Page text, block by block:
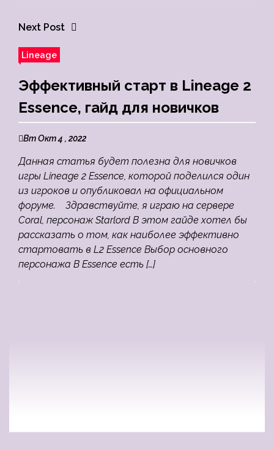
Next Post
Lineage
Эффективный старт в Lineage 2
Essence, гайд для новичков
Вт Окт 4 , 2022
Данная статья будет полезна для новичков
игры Lineage 2 Essence, которой поделился один
из игроков и опубликовал на официальном
форуме. Здравствуйте, я играю на сервере
Coral, персонаж Starlord В этом гайде хотел бы
рассказать о том, как наиболее эффективно
стартовать в L2 Essence Выбор основного
персонажа В Essence есть […]